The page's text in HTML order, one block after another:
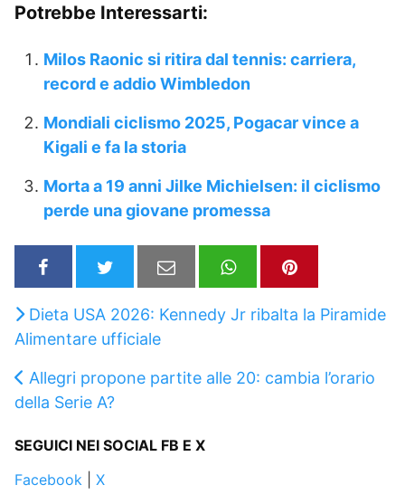
Potrebbe Interessarti:
Milos Raonic si ritira dal tennis: carriera,
record e addio Wimbledon
Mondiali ciclismo 2025, Pogacar vince a
Kigali e fa la storia
Morta a 19 anni Jilke Michielsen: il ciclismo
perde una giovane promessa
Dieta USA 2026: Kennedy Jr ribalta la Piramide
Alimentare ufficiale
Allegri propone partite alle 20: cambia l’orario
della Serie A?
SEGUICI NEI SOCIAL FB E X
Facebook
X